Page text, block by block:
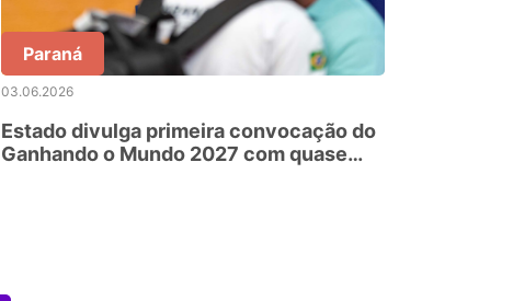
Paraná
03.06.2026
Estado divulga primeira convocação do
Ganhando o Mundo 2027 com quase